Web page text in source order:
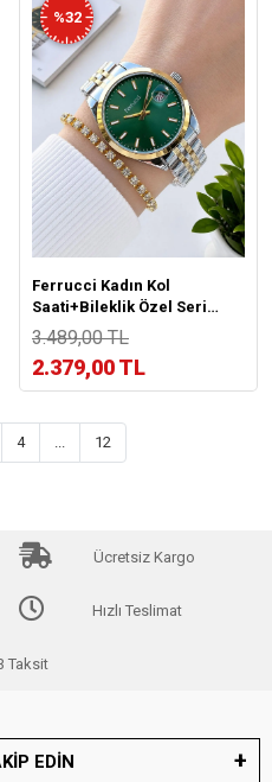
%32
Ferrucci Kadın Kol
Saati+Bileklik Özel Seri
Çelik Kordon Kararma Renk
Atma Yapmaz BİLEKTE.F.07.1
3.489,00 TL
2.379,00 TL
4 ... 12
Ücretsiz Kargo
Hızlı Teslimat
Taksit
EDİN